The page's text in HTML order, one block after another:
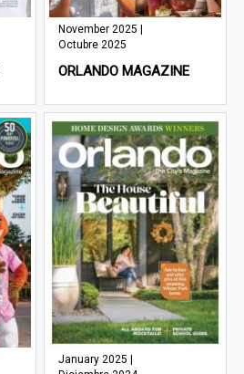
November 2025 |
Octubre 2025
ORLANDO MAGAZINE
January 2025 |